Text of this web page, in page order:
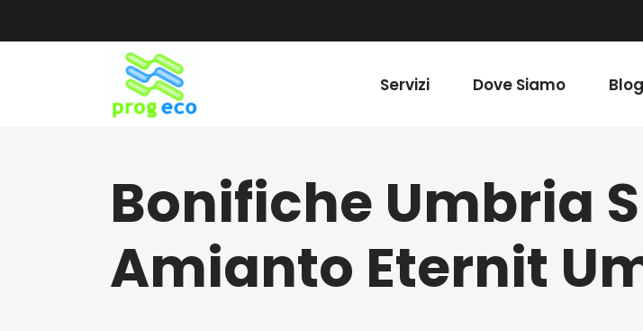
Servizi Dove Siamo Blog
Bonifiche Umbria
Amianto Eternit